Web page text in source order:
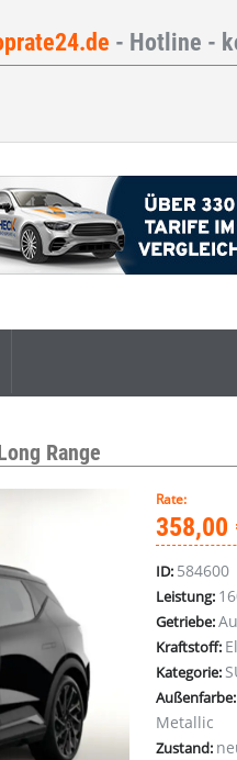
- Hotline -
Range
Rate:
358,00
ID: 584600
Leistung:
Getriebe:
Kraftstoff:
Kategorie:
Außenfarbe:
Metallic
Zustand: